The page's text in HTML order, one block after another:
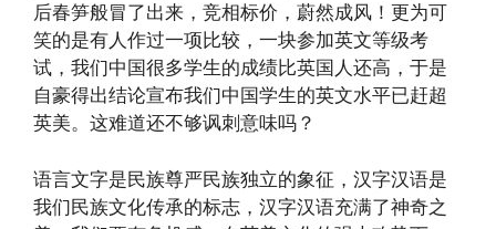
后春笋般冒了出来，竞相标价，蔚然成风！更为可
笑的是有人作过一项比较，一块参加英文等级考
试，我们中国很多学生的成绩比英国人还高，于是
自豪得出结论宣布我们中国学生的英文水平已赶超
英美。这难道还不够讽刺意味吗？
语言文字是民族尊严民族独立的象征，汉字汉语是
我们民族文化传承的标志，汉字汉语充满了神奇之